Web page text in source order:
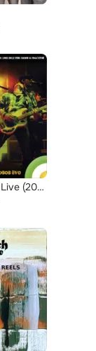
Reels and Roses Live (20th Anniversary Celebration Album: 1992-2012 Irish Tunes & Rock'n'Roll)